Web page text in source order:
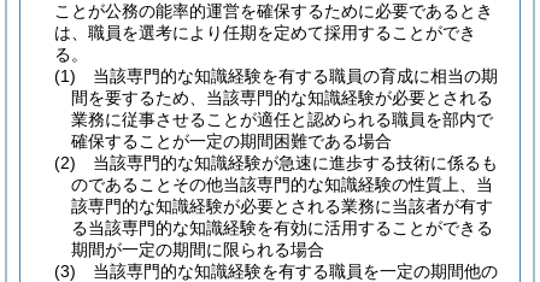
ことが公務の能率的運営を確保するために必要であるとき
は、職員を選考により任期を定めて採用することができ
る。
(1)
当該専門的な知識経験を有する職員の育成に相当の期
間を要するため、当該専門的な知識経験が必要とされる
業務に従事させることが適任と認められる職員を部内で
確保することが一定の期間困難である場合
(2)
当該専門的な知識経験が急速に進歩する技術に係るも
のであることその他当該専門的な知識経験の性質上、当
該専門的な知識経験が必要とされる業務に当該者が有す
る当該専門的な知識経験を有効に活用することができる
期間が一定の期間に限られる場合
(3)
当該専門的な知識経験を有する職員を一定の期間他の